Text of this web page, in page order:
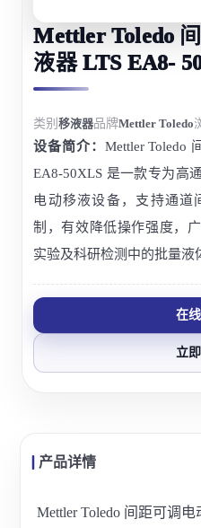
Mettler Toledo
液器 LTS EA8-
类别移液器品牌Mettler Toledo
设备简介： Mettler Toledo
EA8-50XLS 是一款专为高
电动移液设备，支持通道
制，有效降低操作强度，
实验及科研检测中的批量液
在
立
产品详情
Mettler Toledo 间距可调